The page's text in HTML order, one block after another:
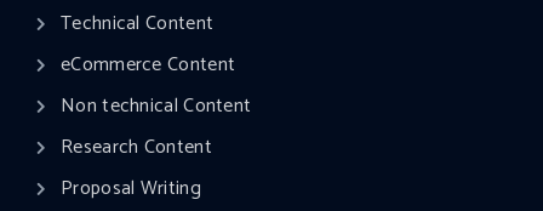
Technical Content
eCommerce Content
Non technical Content
Research Content
Proposal Writing